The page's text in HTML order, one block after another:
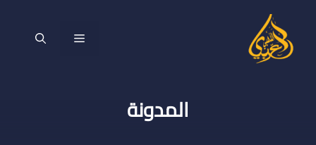
المحتوى القائمة
المدونة